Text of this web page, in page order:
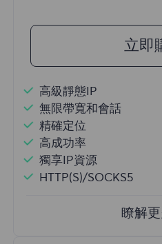
立即
高級靜態IP
無限帶寬和會話
精確定位
高成功率
獨享IP資源
HTTP(S)/SOCKS5
瞭解